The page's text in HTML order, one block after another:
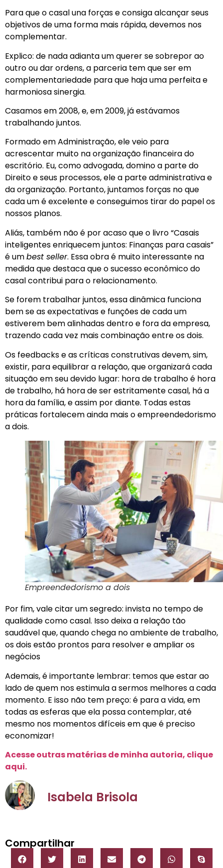
Para que o casal una forças e consiga alcançar seus
objetivos de uma forma mais rápida, devemos nos
complementar.
Explico: de nada adianta um querer se sobrepor ao
outro ou dar ordens, a parceria tem que ser em
complementariedade para que haja uma perfeita e
harmoniosa sinergia.
Casamos em 2008, e, em 2009, já estávamos
trabalhando juntos.
Formado em Administração, ele veio para
acrescentar muito na organização financeira do
escritório. Eu, como advogada, domino a parte do
Direito e seus processos, ele a parte administrativa e
da organização. Portanto, juntamos forças no que
cada um é excelente e conseguimos tirar do papel os
nossos planos.
Aliás, também não é por acaso que o livro “Casais
inteligentes enriquecem juntos: Finanças para casais”
é umbest seller. Essa obra é muito interessante na
medida que destaca que o sucesso econômico do
casal contribui para o relacionamento.
Se forem trabalhar juntos, essa dinâmica funciona
bem se as expectativas e funções de cada um
estiverem bem alinhadas dentro e fora da empresa,
trazendo cada vez mais combinação entre os dois.
Os feedbacks e as críticas construtivas devem, sim,
existir, para equilibrar a relação, que organizará cada
situação em seu devido lugar: hora de trabalho é hora
de trabalho, há hora de ser estritamente casal, há a
hora da família, e assim por diante. Todas estas
práticas fortalecem ainda mais o empreendedorismo
a dois.
Empreendedorismo a dois
Por fim, vale citar um segredo: invista no tempo de
qualidade como casal. Isso deixa a relação tão
saudável que, quando chega no ambiente de trabalho,
os dois estão prontos para resolver e ampliar os
negócios
Ademais, é importante lembrar: temos que estar ao
lado de quem nos estimula a sermos melhores a cada
momento. E isso não tem preço: é para a vida, em
todas as esferas que ela possa contemplar, até
mesmo nos momentos difíceis em que é preciso
economizar!
Acesse outras matérias de minha autoria, clique
aqui.
Isabela Brisola
Compartilhar